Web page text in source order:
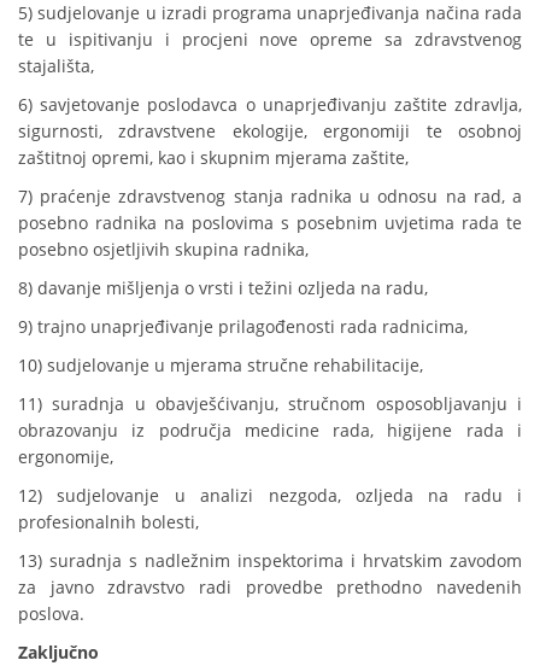
5) sudjelovanje u izradi programa unaprjeđivanja načina rada
te u ispitivanju i procjeni nove opreme sa zdravstvenog
stajališta,
6) savjetovanje poslodavca o unaprjeđivanju zaštite zdravlja,
sigurnosti, zdravstvene ekologije, ergonomiji te osobnoj
zaštitnoj opremi, kao i skupnim mjerama zaštite,
7) praćenje zdravstvenog stanja radnika u odnosu na rad, a
posebno radnika na poslovima s posebnim uvjetima rada te
posebno osjetljivih skupina radnika,
8) davanje mišljenja o vrsti i težini ozljeda na radu,
9) trajno unaprjeđivanje prilagođenosti rada radnicima,
10) sudjelovanje u mjerama stručne rehabilitacije,
11) suradnja u obavješćivanju, stručnom osposobljavanju i
obrazovanju iz područja medicine rada, higijene rada i
ergonomije,
12) sudjelovanje u analizi nezgoda, ozljeda na radu i
profesionalnih bolesti,
13) suradnja s nadležnim inspektorima i hrvatskim zavodom
za javno zdravstvo radi provedbe prethodno navedenih
poslova.
Zaključno